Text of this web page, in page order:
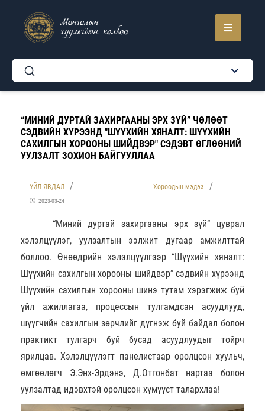
Монголын
хуульчдын холбоо
“МИНИЙ ДУРТАЙ ЗАХИРГААНЫ ЭРХ ЗҮЙ” ЧӨЛӨӨТ
СЭДВИЙН ХҮРЭЭНД "ШҮҮХИЙН ХЯНАЛТ: ШҮҮХИЙН
САХИЛГЫН ХОРООНЫ ШИЙДВЭР" СЭДЭВТ ӨГЛӨӨНИЙ
УУЛЗАЛТ ЗОХИОН БАЙГУУЛЛАА
ҮЙЛ ЯВДАЛ Хороодын мэдээ
2023-03-24
“Миний дуртай захиргааны эрх зүй” цуврал
хэлэлцүүлэг, уулзалтын ээлжит дугаар амжилттай
боллоо. Өнөөдрийн хэлэлцүүлгээр “Шүүхийн хяналт:
Шүүхийн сахилгын хорооны шийдвэр” сэдвийн хүрээнд
Шүүхийн сахилгын хорооны шинэ тутам хэрэгжиж буй
үйл ажиллагаа, процессын тулгамдсан асуудлууд,
шүүгчийн сахилгын зөрчлийг дүгнэж буй байдал болон
практикт тулгарч буй бусад асуудлуудыг тойрч
ярилцав. Хэлэлцүүлэгт панелистаар оролцсон хуульч,
өмгөөлөгч Э.Энх-Эрдэнэ, Д.Отгонбат нартаа болон
уулзалтад идэвхтэй оролцсон хүмүүст талархлаа!